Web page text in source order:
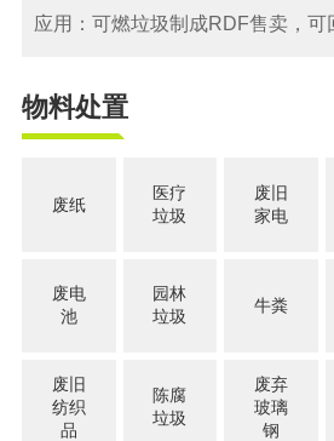
物料处置
废纸
医疗
垃圾
废旧
家电
废电
池
园林
垃圾
牛粪
废旧
纺织
品
陈腐
垃圾
废弃
玻璃
钢